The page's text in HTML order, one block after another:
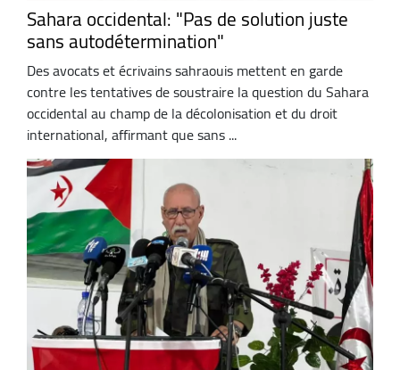
Sahara occidental: "Pas de solution juste
sans autodétermination"
Des avocats et écrivains sahraouis mettent en garde
contre les tentatives de soustraire la question du Sahara
occidental au champ de la décolonisation et du droit
international, affirmant que sans ...